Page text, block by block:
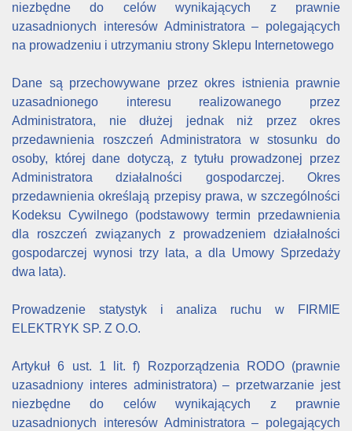
niezbędne do celów wynikających z prawnie
uzasadnionych interesów Administratora – polegających
na prowadzeniu i utrzymaniu strony Sklepu Internetowego
Dane są przechowywane przez okres istnienia prawnie
uzasadnionego interesu realizowanego przez
Administratora, nie dłużej jednak niż przez okres
przedawnienia roszczeń Administratora w stosunku do
osoby, której dane dotyczą, z tytułu prowadzonej przez
Administratora działalności gospodarczej. Okres
przedawnienia określają przepisy prawa, w szczególności
Kodeksu Cywilnego (podstawowy termin przedawnienia
dla roszczeń związanych z prowadzeniem działalności
gospodarczej wynosi trzy lata, a dla Umowy Sprzedaży
dwa lata).
Prowadzenie statystyk i analiza ruchu w FIRMIE
ELEKTRYK SP. Z O.O.
Artykuł 6 ust. 1 lit. f) Rozporządzenia RODO (prawnie
uzasadniony interes administratora) – przetwarzanie jest
niezbędne do celów wynikających z prawnie
uzasadnionych interesów Administratora – polegających